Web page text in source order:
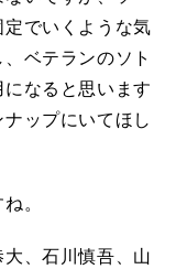
でいくような気
ベテランのソト
なると思います
ップにいてほし
。
、石川慎吾、山